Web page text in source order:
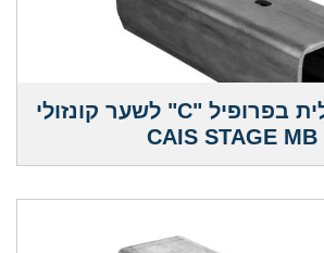
מסילה קונזולית בפרופיל "C" לשער קונזולי
–